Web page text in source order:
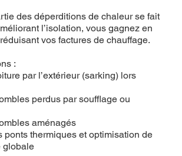
des déperditions de chaleur se fait
l’isolation, vous gagnez en
vos factures de chauffage.
:
par l’extérieur (sarking) lors
perdus par soufflage ou
aménagés
ponts thermiques et optimisation de
globale